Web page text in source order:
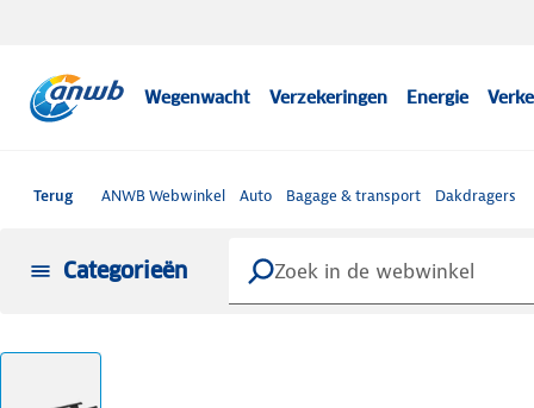
Wegenwacht Verzekeringen Energie
Terug ANWB Webwinkel Auto Bagage & transport Dakdragers
Categorieën